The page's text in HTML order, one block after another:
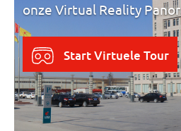
onze Virtual Reality
Start Virtuele Tour